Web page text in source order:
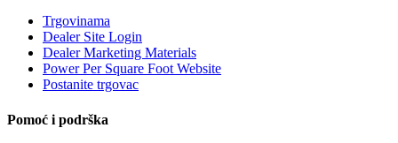
Trgovinama
Dealer Site Login
Dealer Marketing Materials
Power Per Square Foot Website
Postanite trgovac
Pomoć i podrška